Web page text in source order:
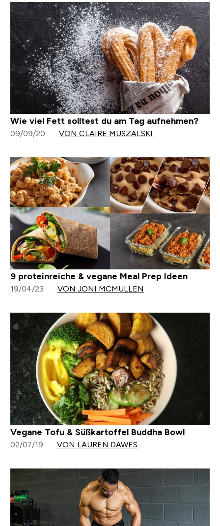
Wie viel Fett solltest du am Tag aufnehmen?
09/09/20 VON CLAIRE MUSZALSKI
9 proteinreiche & vegane Meal Prep Ideen
19/04/23 VON JONI MCMULLEN
Vegane Tofu & Süßkartoffel Buddha Bowl
02/07/19 VON LAUREN DAWES